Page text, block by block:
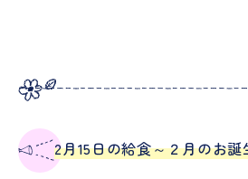
2月15日の給食～２月のお